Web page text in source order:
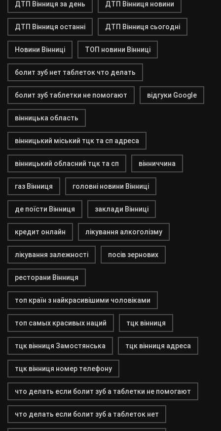
ДТП Вінниця за день ДТП Вінниця новини
ДТП Вінниця останні ДТП Вінниця сьогодні
Новини Вінниці ТОП новини Вінниці
болит зуб нет таблеток что делать
болит зуб таблетки не помогают відгуки Google
вінницька область
вінницький міський тцк та сп адреса
вінницький обласний тцк та сп вінниччина
газ Вінниця головні новини Вінниці
де поїсти Вінниця заклади Вінниці
кредит онлайн лікування алкоголізму
лікування залежності посів зернових
ресторани Вінниця
топ країн з найкрасивішими чоловіками
топ самых красивых наций тцк вінниця
тцк вінниця Замостянська тцк вінниця адреса
тцк вінниця номер телефону
что делать если болит зуб а таблетки не помогают
что делать если болит зуб а таблеток нет